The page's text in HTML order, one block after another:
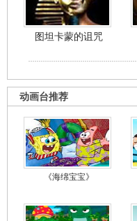
图坦卡蒙的诅咒
动画台推荐
《海绵宝宝》